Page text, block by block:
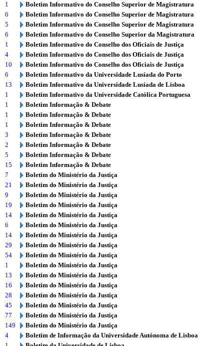
1
Boletim Informativo do Conselho Superior de Magistratura
6
Boletim Informativo do Conselho Superior de Magistratura
5
Boletim Informativo do Conselho Superior de Magistratura
6
Boletim Informativo do Conselho Superior da Magistratura
1
Boletim Informativo do Conselho dos Oficiais de Justiça
4
Boletim Informativo do Conselho dos Oficiais de Justiça
10
Boletim Informativo do Conselho dos Oficiais de Justiça
6
Boletim Informativo da Universidade Lusíada do Porto
13
Boletim Informativo da Universidade Lusíada de Lisboa
1
Boletim Informativo da Universidade Católica Portuguesa
1
Boletim Informação & Debate
1
Boletim Informação & Debate
1
Boletim Informação & Debate
3
Boletim Informação & Debate
2
Boletim Informação & Debate
5
Boletim Informação & Debate
15
Boletim Informação & Debate
7
Boletim do Ministério da Justiça
21
Boletim do Ministério da Justiça
9
Boletim do Ministério da Justiça
19
Boletim do Ministério da Justiça
14
Boletim do Ministério da Justiça
6
Boletim do Ministério da Justiça
14
Boletim do Ministério da Justiça
29
Boletim do Ministério da Justiça
54
Boletim do Ministério da Justiça
1
Boletim do Ministério da Justiça
13
Boletim do Ministério da Justiça
16
Boletim do Ministério da Justiça
28
Boletim do Ministério da Justiça
45
Boletim do Ministério da Justiça
77
Boletim do Ministério da Justiça
149
Boletim do Ministério da Justiça
4
Boletim de Informação da Universidade Autónoma de Lisboa